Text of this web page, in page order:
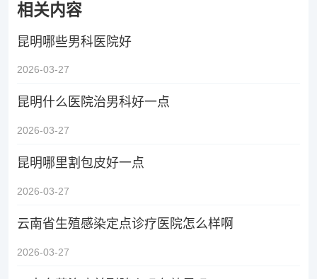
相关内容
昆明哪些男科医院好
2026-03-27
昆明什么医院治男科好一点
2026-03-27
昆明哪里割包皮好一点
2026-03-27
云南省生殖感染定点诊疗医院怎么样啊
2026-03-27